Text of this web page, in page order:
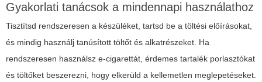
Gyakorlati tanácsok a mindennapi használathoz
Tisztítsd rendszeresen a készüléket, tartsd be a töltési előírásokat,
és mindig használj tanúsított töltőt és alkatrészeket. Ha
rendszeresen használsz e-cigarettát, érdemes tartalék porlasztókat
és töltőket beszerezni, hogy elkerüld a kellemetlen meglepetéseket.